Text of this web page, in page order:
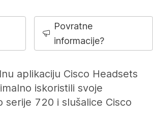
Povratne
informacije?
aplikaciju Cisco Headsets
iskoristili svoje
serije 720 i slušalice Cisco